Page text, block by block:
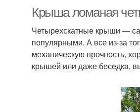
Крыша ломаная
Четырехскатные крыши —
популярными. А все из-за
механическую прочность,
крышей или даже беседка,